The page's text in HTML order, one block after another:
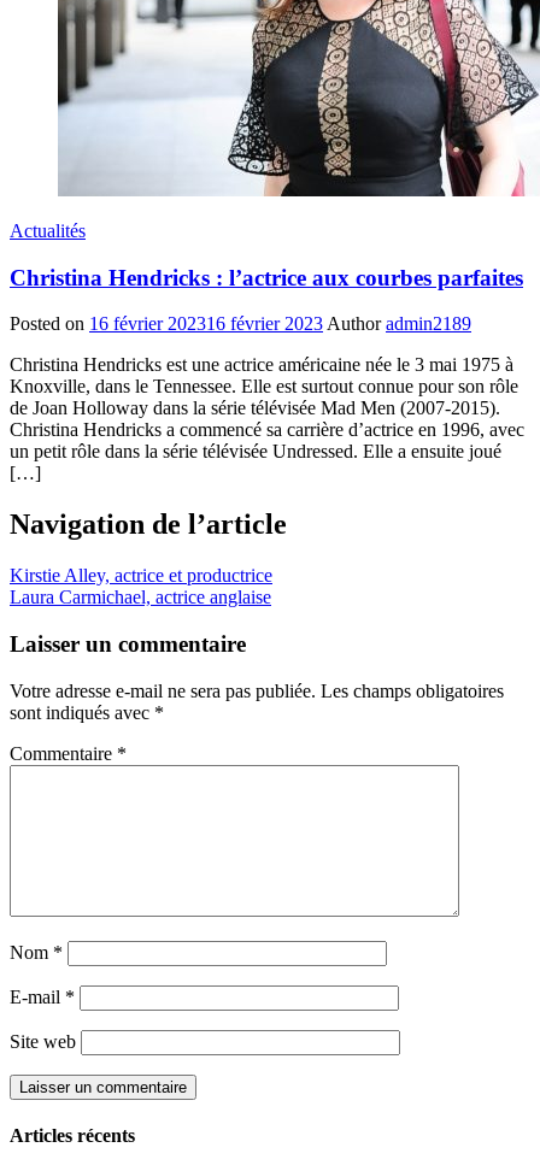
Actualités
Christina Hendricks : l’actrice aux courbes parfaites
Posted on 16 février 202316 février 2023Author admin2189
Christina Hendricks est une actrice américaine née le 3 mai 1975 à
Knoxville, dans le Tennessee. Elle est surtout connue pour son rôle
de Joan Holloway dans la série télévisée Mad Men (2007-2015).
Christina Hendricks a commencé sa carrière d’actrice en 1996, avec
un petit rôle dans la série télévisée Undressed. Elle a ensuite joué
[…]
Navigation de l’article
Kirstie Alley, actrice et productrice
Laura Carmichael, actrice anglaise
Laisser un commentaire
Votre adresse e-mail ne sera pas publiée. Les champs obligatoires
sont indiqués avec *
Commentaire *
Nom *
E-mail *
Site web
Articles récents